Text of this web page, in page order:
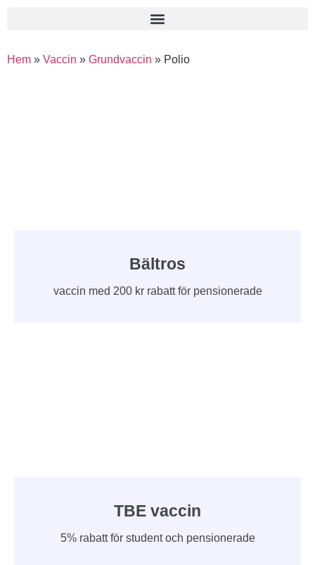
Hem » Vaccin » Grundvaccin » Polio
Bältros
vaccin med 200 kr rabatt för pensionerade
TBE vaccin
5% rabatt för student och pensionerade